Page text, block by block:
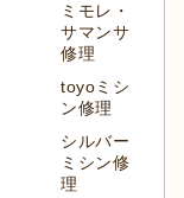
ミモレ・
サマンサ
修理
toyoミシ
ン修理
シルバー
ミシン修
理